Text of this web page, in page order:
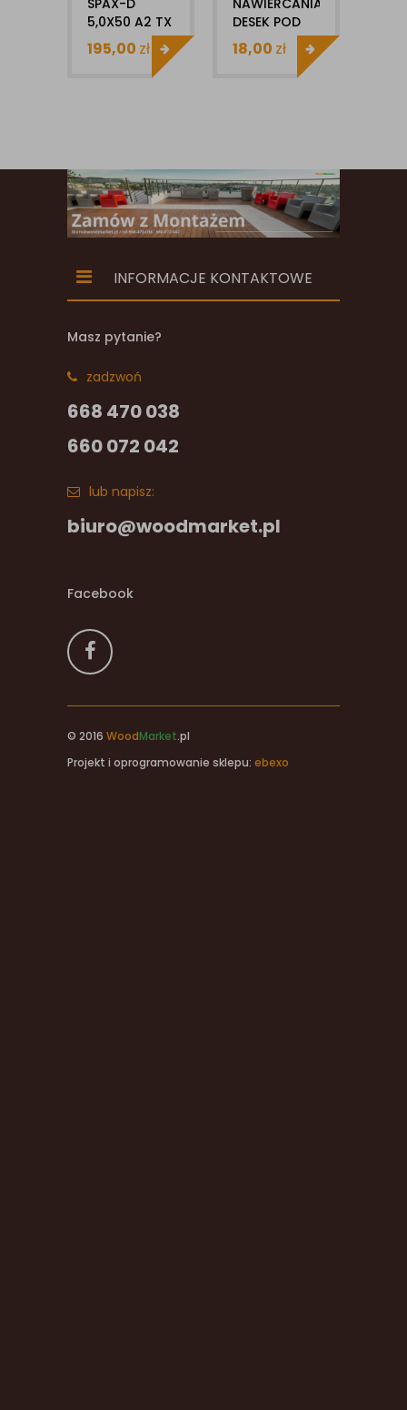
SPAX-D
5,0X50 A2 TX
STARE ZŁOTO
(200)
195,00 zł
NAWIERCANIA
DESEK POD
WKRĘTY
SPAX-D
18,00 zł
INFORMACJE KONTAKTOWE
Masz pytanie?
zadzwoń
668 470 038
660 072 042
lub napisz:
biuro@woodmarket.pl
Facebook
© 2016 WoodMarket.pl
Projekt i oprogramowanie sklepu: ebexo